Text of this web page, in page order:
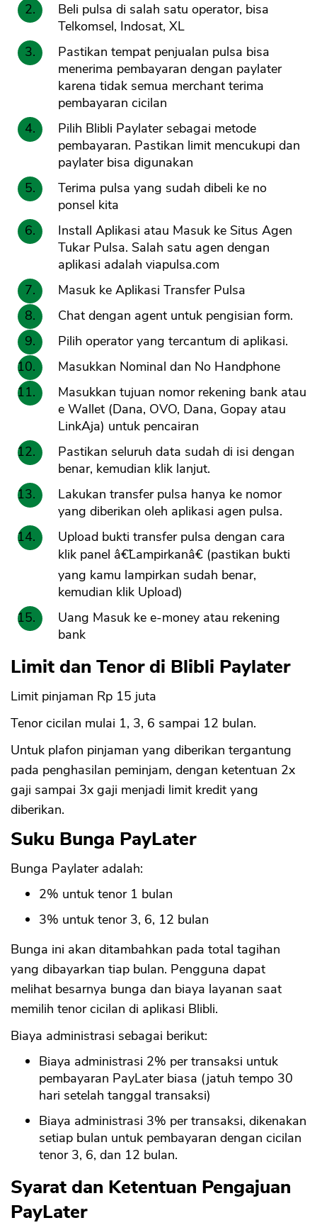
Beli pulsa di salah satu operator, bisa
Telkomsel, Indosat, XL
Pastikan tempat penjualan pulsa bisa
menerima pembayaran dengan paylater
karena tidak semua merchant terima
pembayaran cicilan
Pilih Blibli Paylater sebagai metode
pembayaran. Pastikan limit mencukupi dan
paylater bisa digunakan
Terima pulsa yang sudah dibeli ke no
ponsel kita
Install Aplikasi atau Masuk ke Situs Agen
Tukar Pulsa. Salah satu agen dengan
aplikasi adalah viapulsa.com
Masuk ke Aplikasi Transfer Pulsa
Chat dengan agent untuk pengisian form.
Pilih operator yang tercantum di aplikasi.
Masukkan Nominal dan No Handphone
Masukkan tujuan nomor rekening bank atau
e Wallet (Dana, OVO, Dana, Gopay atau
LinkAja) untuk pencairan
Pastikan seluruh data sudah di isi dengan
benar, kemudian klik lanjut.
Lakukan transfer pulsa hanya ke nomor
yang diberikan oleh aplikasi agen pulsa.
Upload bukti transfer pulsa dengan cara
klik panel â€˜Lampirkanâ€ (pastikan bukti
yang kamu lampirkan sudah benar,
kemudian klik Upload)
Uang Masuk ke e-money atau rekening
bank
Limit dan Tenor di Blibli Paylater
Limit pinjaman Rp 15 juta
Tenor cicilan mulai 1, 3, 6 sampai 12 bulan.
Untuk plafon pinjaman yang diberikan tergantung
pada penghasilan peminjam, dengan ketentuan 2x
gaji sampai 3x gaji menjadi limit kredit yang
diberikan.
Suku Bunga PayLater
Bunga Paylater adalah:
2% untuk tenor 1 bulan
3% untuk tenor 3, 6, 12 bulan
Bunga ini akan ditambahkan pada total tagihan
yang dibayarkan tiap bulan. Pengguna dapat
melihat besarnya bunga dan biaya layanan saat
memilih tenor cicilan di aplikasi Blibli.
Biaya administrasi sebagai berikut:
Biaya administrasi 2% per transaksi untuk
pembayaran PayLater biasa (jatuh tempo 30
hari setelah tanggal transaksi)
Biaya administrasi 3% per transaksi, dikenakan
setiap bulan untuk pembayaran dengan cicilan
tenor 3, 6, dan 12 bulan.
Syarat dan Ketentuan Pengajuan
PayLater